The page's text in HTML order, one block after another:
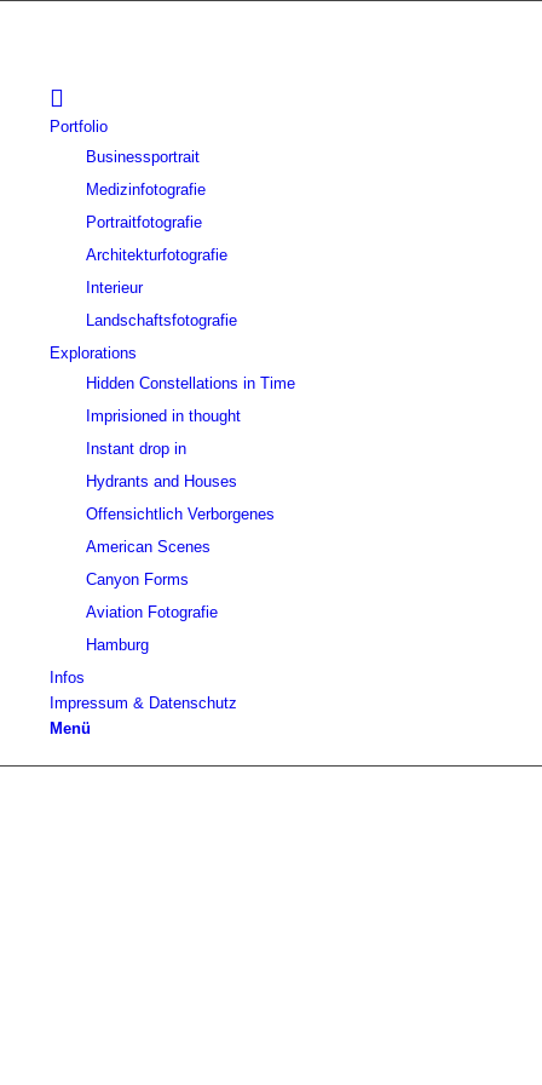
Portfolio
Businessportrait
Medizinfotografie
Portraitfotografie
Architekturfotografie
Interieur
Landschaftsfotografie
Explorations
Hidden Constellations in Time
Imprisioned in thought
Instant drop in
Hydrants and Houses
Offensichtlich Verborgenes
American Scenes
Canyon Forms
Aviation Fotografie
Hamburg
Infos
Impressum & Datenschutz
Menü